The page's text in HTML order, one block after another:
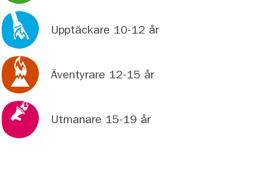
Upptäckare 10-12 år
Äventyrare 12-15 år
Utmanare 15-19 år